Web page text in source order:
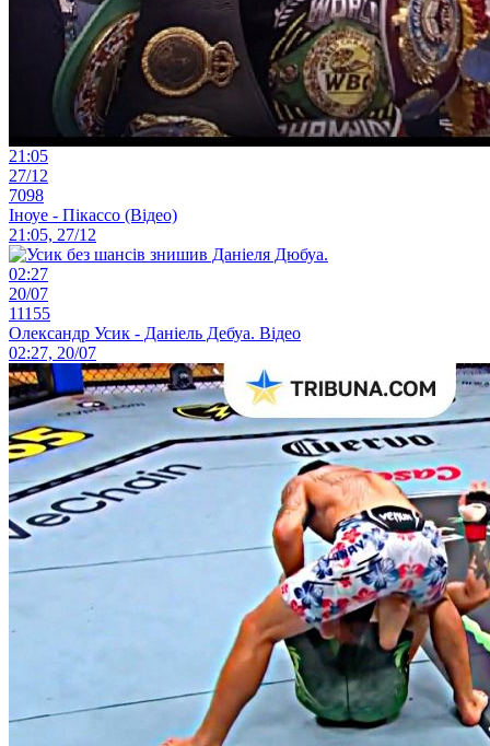
21:05
27/12
7098
Іноуе - Пікассо (Відео)
21:05, 27/12
02:27
20/07
11155
Олександр Усик - Даніель Дебуа. Відео
02:27, 20/07